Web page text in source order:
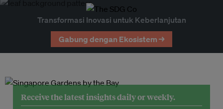
Transformasi Inovasi untuk Keberlanjutan
Gabung dengan Ekosistem →
Receive the latest insights daily or weekly.